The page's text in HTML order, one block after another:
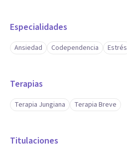
Especialidades
Ansiedad Codependencia Estrés
Terapias
Terapia Jungiana Terapia Breve
Titulaciones